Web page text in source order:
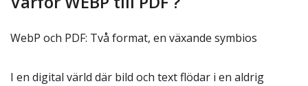
WebP och PDF: Två format, en växande symbios
I en digital värld där bild och text flödar i en aldrig